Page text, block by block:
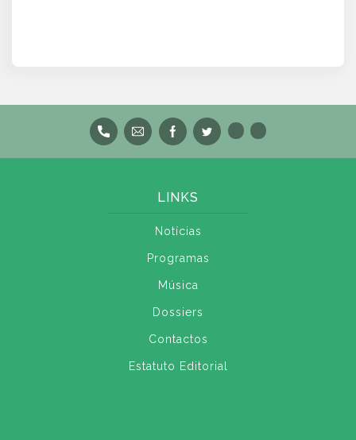
LINKS
Notícias
Programas
Música
Dossiers
Contactos
Estatuto Editorial